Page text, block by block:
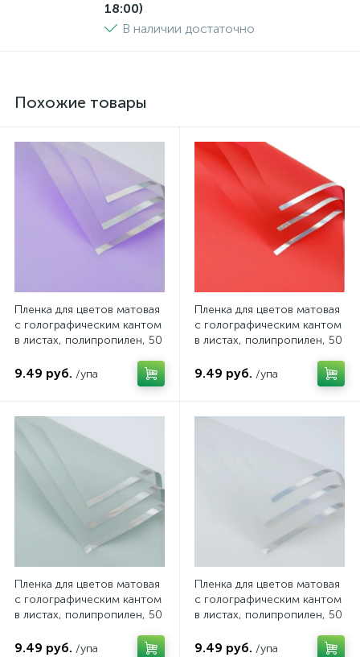
18:00)
В наличии достаточно
Похожие товары
Пленка для цветов матовая
с голографическим кантом
в листах, полипропилен, 50
цвет фиолетовый, арт.
9.49 руб. /упа
Пленка для цветов матовая
с голографическим кантом
в листах, полипропилен, 50
цвет красный, арт.
9.49 руб. /упа
Пленка для цветов матовая
с голографическим кантом
в листах, полипропилен, 50
цвет пастельный зеленый,
9.49 руб. /упа
Пленка для цветов матовая
с голографическим кантом
в листах, полипропилен, 50
цвет белый, арт. FF0018/04
9.49 руб. /упа